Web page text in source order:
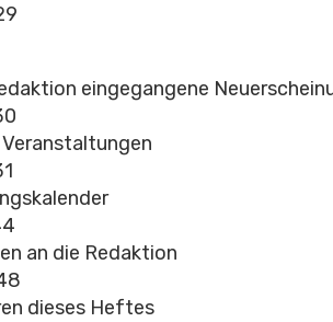
eingegangene
an die Redaktion
dieses Heftes